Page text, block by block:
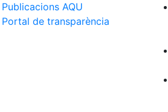
Publicacions AQU
Portal de transparència